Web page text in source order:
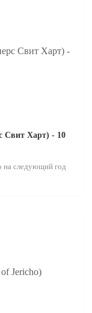
Свит Харт) - 10
на следующий год